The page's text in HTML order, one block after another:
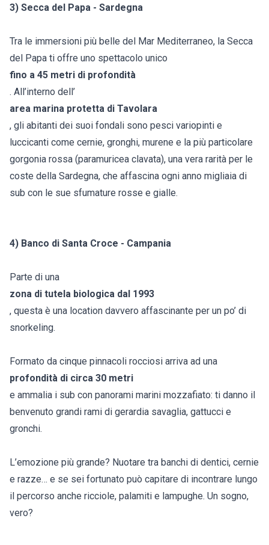
3) Secca del Papa - Sardegna
Tra le immersioni più belle del Mar Mediterraneo, la Secca
del Papa ti offre uno spettacolo unico
fino a 45 metri di profondità
. All’interno dell’
area marina protetta di Tavolara
, gli abitanti dei suoi fondali sono pesci variopinti e
luccicanti come cernie, gronghi, murene e la più particolare
gorgonia rossa (paramuricea clavata), una vera rarità per le
coste della Sardegna, che affascina ogni anno migliaia di
sub con le sue sfumature rosse e gialle.
4) Banco di Santa Croce - Campania
Parte di una
zona di tutela biologica dal 1993
, questa è una location davvero affascinante per un po’ di
snorkeling.
Formato da cinque pinnacoli rocciosi arriva ad una
profondità di circa 30 metri
e ammalia i sub con panorami marini mozzafiato: ti danno il
benvenuto grandi rami di gerardia savaglia, gattucci e
gronchi.
L’emozione più grande? Nuotare tra banchi di dentici, cernie
e razze… e se sei fortunato può capitare di incontrare lungo
il percorso anche ricciole, palamiti e lampughe. Un sogno,
vero?